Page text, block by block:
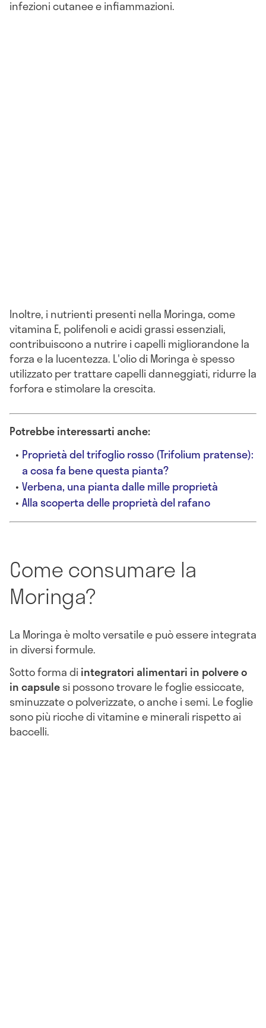
infezioni cutanee e infiammazioni.
Inoltre, i nutrienti presenti nella Moringa, come
vitamina E, polifenoli e acidi grassi essenziali,
contribuiscono a nutrire i capelli migliorandone la
forza e la lucentezza. L'olio di Moringa è spesso
utilizzato per trattare capelli danneggiati, ridurre la
forfora e stimolare la crescita.
Potrebbe interessarti anche:
Proprietà del trifoglio rosso (Trifolium pratense):
a cosa fa bene questa pianta?
Verbena, una pianta dalle mille proprietà
Alla scoperta delle proprietà del rafano
Come consumare la
Moringa?
La Moringa è molto versatile e può essere integrata
in diversi formule.
Sotto forma di integratori alimentari in polvere o
in capsulesi possono trovare le foglie essiccate,
sminuzzate o polverizzate, o anche i semi. Le foglie
sono più ricche di vitamine e minerali rispetto ai
baccelli.